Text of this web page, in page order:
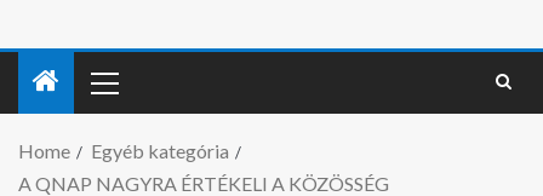
Home
Egyéb kategória
A QNAP NAGYRA ÉRTÉKELI A KÖZÖSSÉG